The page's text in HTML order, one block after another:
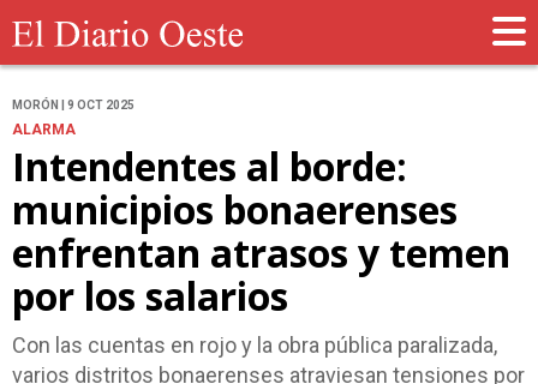
MORÓN | 9 OCT 2025
ALARMA
Intendentes al borde:
municipios bonaerenses
enfrentan atrasos y temen
por los salarios
Con las cuentas en rojo y la obra pública paralizada,
varios distritos bonaerenses atraviesan tensiones por